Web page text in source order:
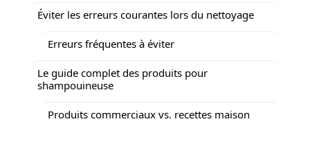
Éviter les erreurs courantes lors du nettoyage
Erreurs fréquentes à éviter
Le guide complet des produits pour
shampouineuse
Produits commerciaux vs. recettes maison